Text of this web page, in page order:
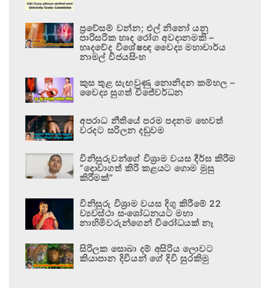
ප්‍රවේසම් වන්න; එල් නිනෝ යනු
පාරිසරික හෘද රෝග අවදානමකි –
හෘදවේද විශේෂඥ වෛද්‍ය මහාචාර්ය
නාමල් විජයසිංහ
කුස තුළ සැඟවුණු නොනිදන කම්හල –
වෛද්‍ය සුගත් විජේවර්ධන
අපරාධ නීතියේ පරම පදනම හෙවත්
වරදට සරිලන දඬුවම
විනිසුරුවන්ගේ විශ්‍රාම වයස දීර්ඝ කිරීම
“දොවාගත් කිරි කළයට ගොම මුසු
කිරීමක්”
විනිසුරු විශ්‍රාම වයස දිගු කිරීමේ 22
ව්‍යවස්ථා සංශෝධනයට මහා
නාහිමිවරුන්ගෙන් විරෝධයක් නෑ
සිරිලක සොබා දම් අසිරිය ලොවට
කියාපාන දිවියන් ගේ දිවි සුරකිමු